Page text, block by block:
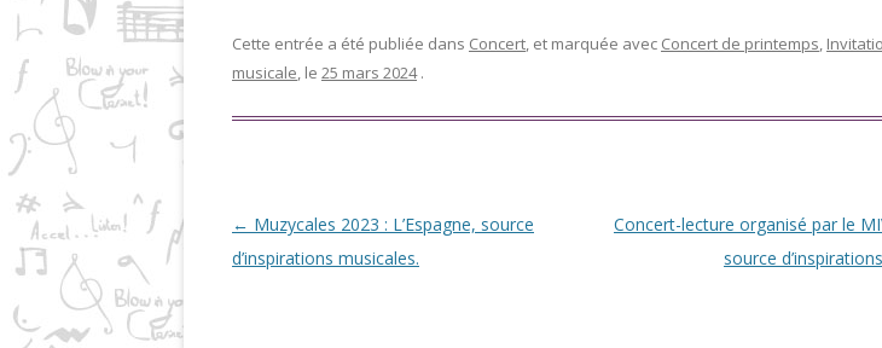
Cette entrée a été publiée dans Concert, et marquée avec Concert de printemps,
musicale, le 25 mars 2024 .
Navigation des articles
← Muzycales 2023 : L’Espagne, source
d’inspirations musicales.
Concert-lecture organisé par le
source